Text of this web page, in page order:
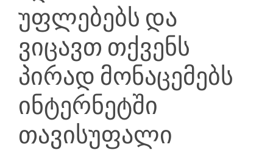
უფლებებს და
ვიცავთ თქვენს
პირად მონაცემებს
ინტერნეტში
თავისუფალი